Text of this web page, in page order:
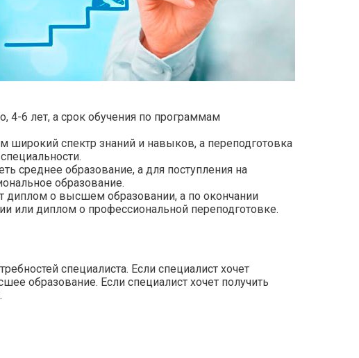
4-6 лет, а срок обучения по программам
спектр знаний и навыков, а переподготовка
среднее образование, а для поступления на
образование.
о высшем образовании, а по окончании
или диплом о профессиональной переподготовке.
специалиста. Если специалист хочет
образование. Если специалист хочет получить